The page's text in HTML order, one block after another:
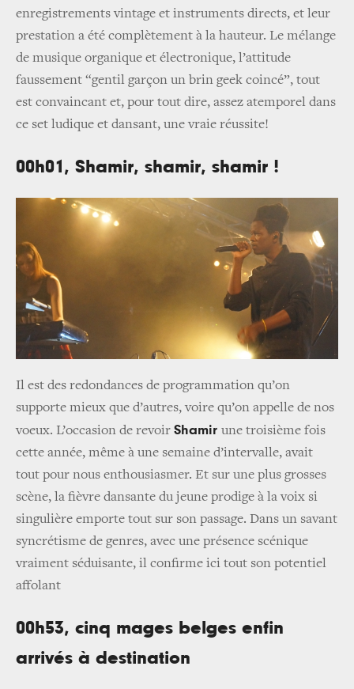
enregistrements vintage et instruments directs, et leur
prestation a été complètement à la hauteur. Le mélange
de musique organique et électronique, l’attitude
faussement “gentil garçon un brin geek coincé”, tout
est convaincant et, pour tout dire, assez atemporel dans
ce set ludique et dansant, une vraie réussite!
00h01, Shamir, shamir, shamir !
Il est des redondances de programmation qu’on
supporte mieux que d’autres, voire qu’on appelle de nos
voeux. L’occasion de revoir Shamir une troisième fois
cette année, même à une semaine d’intervalle, avait
tout pour nous enthousiasmer. Et sur une plus grosses
scène, la fièvre dansante du jeune prodige à la voix si
singulière emporte tout sur son passage. Dans un savant
syncrétisme de genres, avec une présence scénique
vraiment séduisante, il confirme ici tout son potentiel
affolant
00h53, cinq mages belges enfin
arrivés à destination